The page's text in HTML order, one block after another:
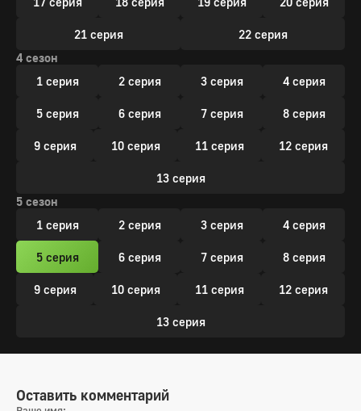
21 серия
22 серия
4 сезон
1 серия
2 серия 3 серия 4 серия
5 серия 6 серия 7 серия 8 серия
9 серия 10 серия 11 серия 12 серия
13 серия
5 сезон
1 серия
2 серия 3 серия 4 серия
5 серия 6 серия 7 серия 8 серия
9 серия 10 серия 11 серия 12 серия
13 серия
Оставить комментарий